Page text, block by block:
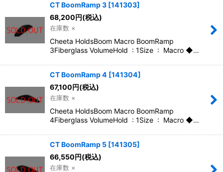
CT BoomRamp 3 [141303]
68,200円(税込)
在庫数 ×
Cheeta HoldsBoom Macro BoomRamp
3Fiberglass VolumeHold : 1Size : Macro ◆…
CT BoomRamp 4 [141304]
67,100円(税込)
在庫数 ×
Cheeta HoldsBoom Macro BoomRamp
4Fiberglass VolumeHold : 1Size : Macro ◆…
CT BoomRamp 5 [141305]
66,550円(税込)
在庫数 ×